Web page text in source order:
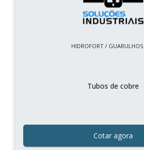
HIDROFORT /
Tubos de cobre
Cotar agora